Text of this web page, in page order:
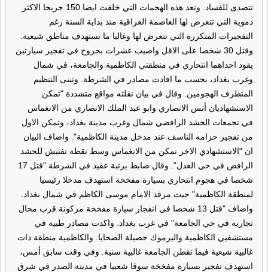
تتصدى للفساد. وتعد هذه الهجمات التي خلفت ايضا 150 جريحا الاكثر
دموية التي تتعرض لها العاصمة العراقية منذ بداية السنة رغم
التفجيرات المتكررة التي تتعرض لها وغالبا ما تستهدف مناطق شيعية.
وقتل 30 شخصا على الاقل واصيب عشرات بجروح في تفجير سيارتين
يقود احداهما انتحاري في منطقتي الكاظمية والجامعة، في شمال
وغرب بغداد، بحسب ما افادت مصادر في الشرطة. وتبنى التنظيم
المتطرف الهجومين. وقال في بيان نقلته مواقع متشددة "تمكن
الاستشهاديان أنس الانصاري وابو عبد الملك الانصاري من الانغماس
في تجمعات الحشد الرافضي شمال وغرب مدينة بغداد، وتمكن الاول
من تفجير حزامه الناسف عند مدخل مدينة الكاظمية". واضاف البيان
ان "الاستشهادي الاخر تمكن من الانغماس وسط نقطة تفتيش للحشد
الرافض في حي العدل". وقال ضابط برتبة عقيد في الشرطة "قتل 17
شخصا في هجوم انتحاري بسيارة مفخخة استهدف مدخلا رئيسيا
لمنطقة الكاظمية" حيث مرقد الامام موسى الكاظم في شمال بغداد.
واضاف "قتل 13 شخصا في انفجار سيارة مفخخة مركونة قرب محال
تجارية في حي الجامعة" في غرب بغداد. واكدت مصادر طبية في
مستشفيي الكاظمية واليرموك حصيلة الضحايا. والكاظمية منطقة ذات
غالبية شيعية فيما تقطن الجامعة غالبية سنية. وفي وقت سابق أمس،
استهدف تفجير بسيارة مفخخة سوقا شعبيا في مدينة الصدر في شرق